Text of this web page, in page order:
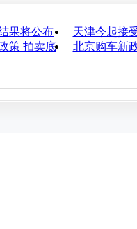
果将公布
天津今起接
策 拍卖底
北京购车新